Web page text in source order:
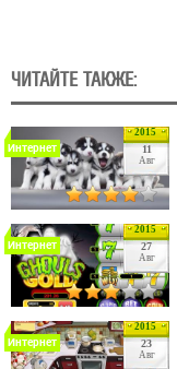
ЧИТАЙТЕ ТАКЖЕ:
2015
11
Авг
Интернет
2015
27
Авг
Интернет
2015
23
Авг
Интернет